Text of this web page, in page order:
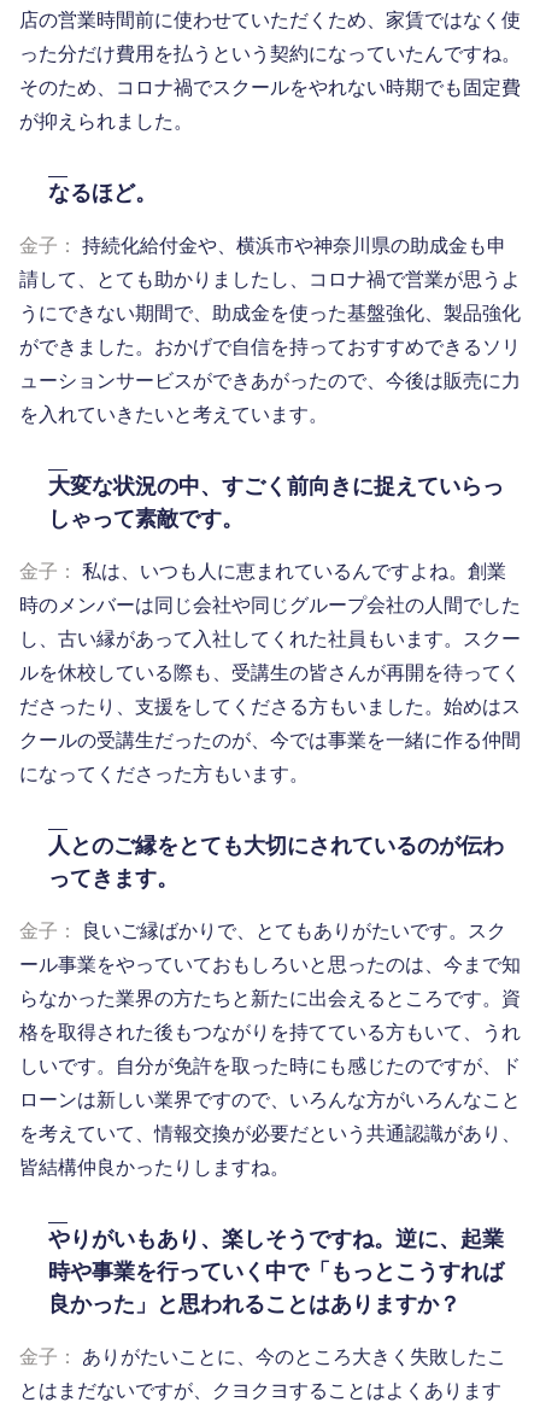
店の営業時間前に使わせていただくため、家賃ではなく使
った分だけ費用を払うという契約になっていたんですね。
そのため、コロナ禍でスクールをやれない時期でも固定費
が抑えられました。
なるほど。
金子： 持続化給付金や、横浜市や神奈川県の助成金も申
請して、とても助かりましたし、コロナ禍で営業が思うよ
うにできない期間で、助成金を使った基盤強化、製品強化
ができました。おかげで自信を持っておすすめできるソリ
ューションサービスができあがったので、今後は販売に力
を入れていきたいと考えています。
大変な状況の中、すごく前向きに捉えていらっ
しゃって素敵です。
金子： 私は、いつも人に恵まれているんですよね。創業
時のメンバーは同じ会社や同じグループ会社の人間でした
し、古い縁があって入社してくれた社員もいます。スクー
ルを休校している際も、受講生の皆さんが再開を待ってく
ださったり、支援をしてくださる方もいました。始めはス
クールの受講生だったのが、今では事業を一緒に作る仲間
になってくださった方もいます。
人とのご縁をとても大切にされているのが伝わ
ってきます。
金子： 良いご縁ばかりで、とてもありがたいです。スク
ール事業をやっていておもしろいと思ったのは、今まで知
らなかった業界の方たちと新たに出会えるところです。資
格を取得された後もつながりを持てている方もいて、うれ
しいです。自分が免許を取った時にも感じたのですが、ド
ローンは新しい業界ですので、いろんな方がいろんなこと
を考えていて、情報交換が必要だという共通認識があり、
皆結構仲良かったりしますね。
やりがいもあり、楽しそうですね。逆に、起業
時や事業を行っていく中で「もっとこうすれば
良かった」と思われることはありますか？
金子： ありがたいことに、今のところ大きく失敗したこ
とはまだないですが、クヨクヨすることはよくあります